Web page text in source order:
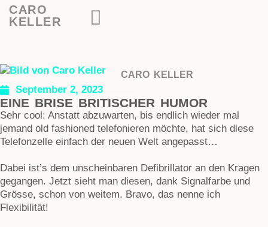
CARO
KELLER
CARO KELLER
September 2, 2023
EINE BRISE BRITISCHER HUMOR
Sehr cool: Anstatt abzuwarten, bis endlich wieder mal
jemand old fashioned telefonieren möchte, hat sich diese
Telefonzelle einfach der neuen Welt angepasst…
Dabei ist’s dem unscheinbaren Defibrillator an den Kragen
gegangen. Jetzt sieht man diesen, dank Signalfarbe und
Grösse, schon von weitem. Bravo, das nenne ich
Flexibilität!